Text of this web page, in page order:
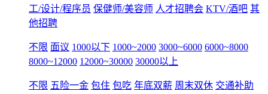
工/设计/程序员 保健师/美容师 人才招聘会 KTV/酒吧 其
他招聘
不限 面议 1000以下 1000~2000 3000~6000 6000~8000
8000~12000 12000~30000 30000以上
不限 五险一金 包住 包吃 年底双薪 周末双休 交通补助